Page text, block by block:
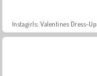
Instagirls: Valentines Dress-Up